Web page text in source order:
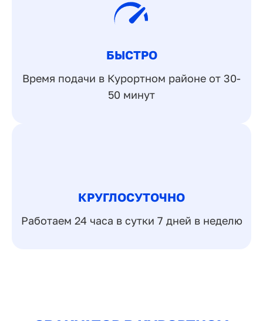
БЫСТРО
Время подачи в Курортном районе от 30-
50 минут
КРУГЛОСУТОЧНО
Работаем 24 часа в сутки 7 дней в неделю